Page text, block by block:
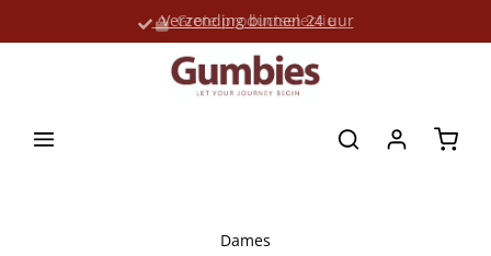
Verzending binnen 24 uur
Grote productselectie
Dames